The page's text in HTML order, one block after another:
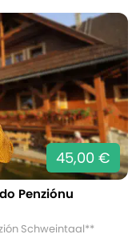
45,00 €
Penziónu
Schweintaal**